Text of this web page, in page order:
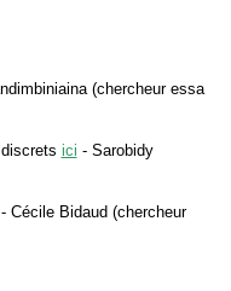
(chercheur essa
ici - Sarobidy
- Cécile Bidaud (chercheur